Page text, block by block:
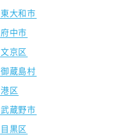
東大和市
府中市
文京区
御蔵島村
港区
武蔵野市
目黒区